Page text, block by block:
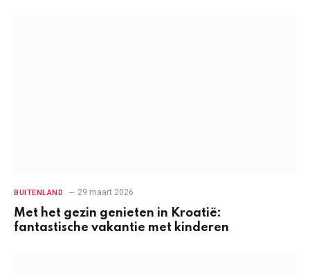
BUITENLAND 29 maart 2026
Met het gezin genieten in Kroatië:
fantastische vakantie met kinderen